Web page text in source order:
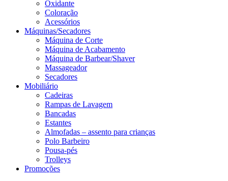
Oxidante
Coloração
Acessórios
Máquinas/Secadores
Máquina de Corte
Máquina de Acabamento
Máquina de Barbear/Shaver
Massageador
Secadores
Mobiliário
Cadeiras
Rampas de Lavagem
Bancadas
Estantes
Almofadas – assento para crianças
Polo Barbeiro
Pousa-pés
Trolleys
Promoções